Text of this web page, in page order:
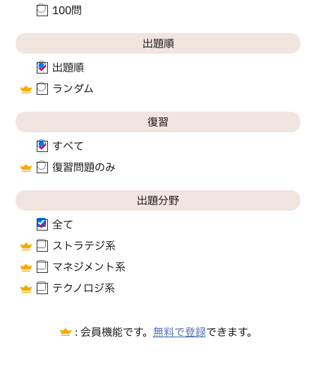
100問
出題順
出題順
ランダム
復習
すべて
復習問題のみ
出題分野
全て
ストラテジ系
マネジメント系
テクノロジ系
会員機能です。無料で登録できます。